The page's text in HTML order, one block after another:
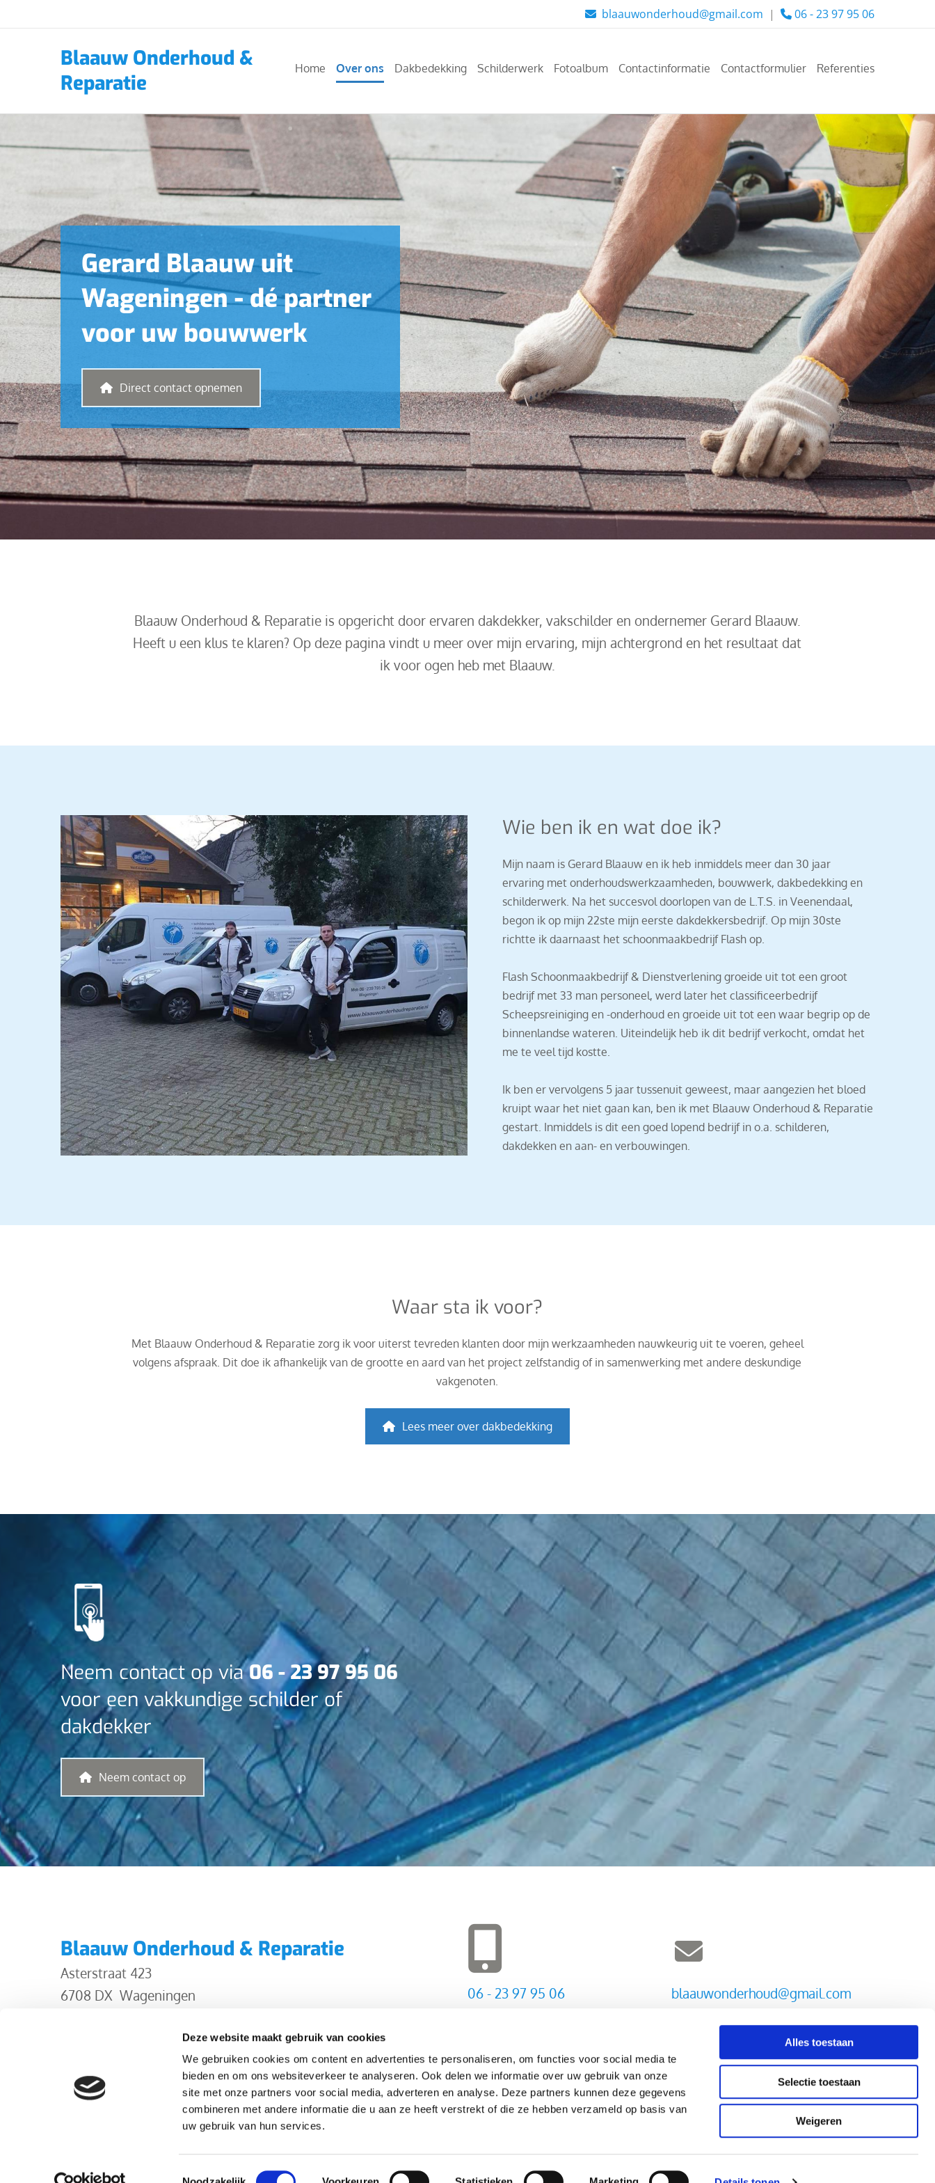
Deze website maakt gebruik van cookies
We gebruiken cookies om content en advertenties te personaliseren, om functies voor social media te
bieden en om ons websiteverkeer te analyseren. Ook delen we informatie over uw gebruik van onze
site met onze partners voor social media, adverteren en analyse. Deze partners kunnen deze gegevens
combineren met andere informatie die u aan ze heeft verstrekt of die ze hebben verzameld op basis van
uw gebruik van hun services.
Toestemmingsselectie
Alles toestaan
Selectie toestaan
Weigeren
 blaauwonderhoud@gmail.com |  06 - 23 97 95 06
Blaauw Onderhoud &
Reparatie
Home Over ons Dakbedekking Schilderwerk Fotoalbum Contactinformatie Contactformulier Referenties
Gerard Blaauw uit
Wageningen - dé partner
voor uw bouwwerk
Direct contact opnemen
Blaauw Onderhoud & Reparatie is opgericht door ervaren dakdekker, vakschilder en ondernemer Gerard Blaauw.
Heeft u een klus te klaren? Op deze pagina vindt u meer over mijn ervaring, mijn achtergrond en het resultaat dat
ik voor ogen heb met Blaauw.
Wie ben ik en wat doe ik?
Mijn naam is Gerard Blaauw en ik heb inmiddels meer dan 30 jaar
ervaring met onderhoudswerkzaamheden, bouwwerk, dakbedekking en
schilderwerk. Na het succesvol doorlopen van de L.T.S. in Veenendaal,
begon ik op mijn 22ste mijn eerste dakdekkersbedrijf. Op mijn 30ste
richtte ik daarnaast het schoonmaakbedrijf Flash op.
Flash Schoonmaakbedrijf & Dienstverlening groeide uit tot een groot
bedrijf met 33 man personeel, werd later het classificeerbedrijf
Scheepsreiniging en -onderhoud en groeide uit tot een waar begrip op de
binnenlandse wateren. Uiteindelijk heb ik dit bedrijf verkocht, omdat het
me te veel tijd kostte.
Ik ben er vervolgens 5 jaar tussenuit geweest, maar aangezien het bloed
kruipt waar het niet gaan kan, ben ik met Blaauw Onderhoud & Reparatie
gestart. Inmiddels is dit een goed lopend bedrijf in o.a. schilderen,
dakdekken en aan- en verbouwingen.
Waar sta ik voor?
Met Blaauw Onderhoud & Reparatie zorg ik voor uiterst tevreden klanten door mijn werkzaamheden nauwkeurig uit te voeren, geheel
volgens afspraak. Dit doe ik afhankelijk van de grootte en aard van het project zelfstandig of in samenwerking met andere deskundige
vakgenoten.
Lees meer over dakbedekking
Neem contact op via06 - 23 97 95 06
voor een vakkundige schilder of
dakdekker
Neem contact op
Blaauw Onderhoud & Reparatie
Asterstraat 423
6708 DX Wageningen
BTW: NL001534025B52
Privacyverklaring
06 - 23 97 95 06 blaauwonderhoud@gmail.com